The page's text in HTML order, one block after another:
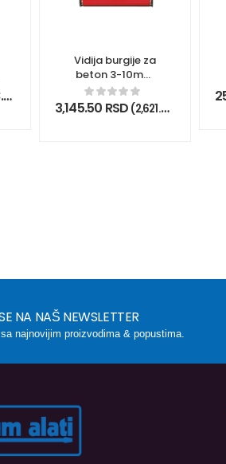
Vidija burgije za
beton 3-10mm
set 8/1
3,145.50 RSD (2,621.25
NA NAŠ NEWSLETTER
najnovijim proizvodima & popustima.